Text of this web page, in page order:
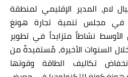
لام، المدير الإقليمي لمنطقة
في مجلس تنمية تجارة هونغ
نشاطاً متزايداً في تطوير
السنوات الأخيرة، مُستفيدةً من
تكاليف الطاقة وقوتها